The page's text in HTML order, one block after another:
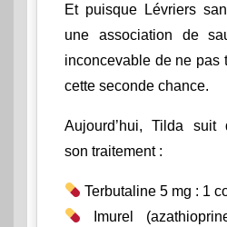
Et puisque Lévriers
une association de
inconcevable de ne pas
cette seconde chance.
Aujourd’hui, Tilda suit
son traitement :
Terbutaline 5 mg : 1
Imurel